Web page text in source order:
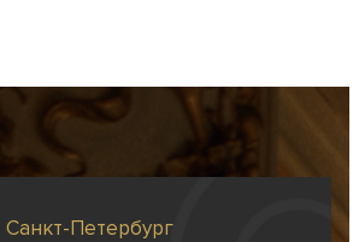
Санкт-Петербург